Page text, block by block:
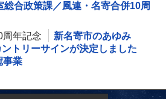
合政策課／風連・名寄合併10周
周年記念
新名寄市のあゆみ
トリーサインが決定しました
事業